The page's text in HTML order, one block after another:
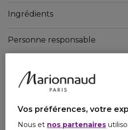
Ingrédients
Personne responsable
Vos préférences, votre
Nous et nos partenaires